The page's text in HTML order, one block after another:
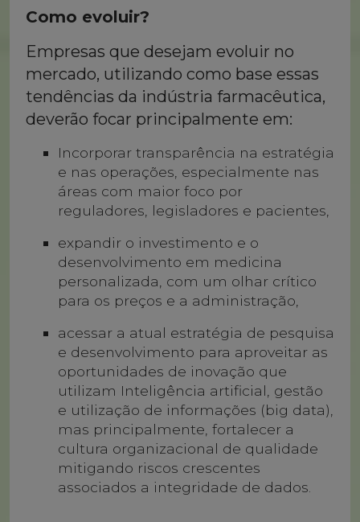
Como evoluir?
Empresas que desejam evoluir no
mercado, utilizando como base essas
tendências da indústria farmacêutica,
deverão focar principalmente em:
Incorporar transparência na estratégia
e nas operações, especialmente nas
áreas com maior foco por
reguladores, legisladores e pacientes,
expandir o investimento e o
desenvolvimento em medicina
personalizada, com um olhar crítico
para os preços e a administração,
acessar a atual estratégia de pesquisa
e desenvolvimento para aproveitar as
oportunidades de inovação que
utilizam Inteligência artificial, gestão
e utilização de informações (big data),
mas principalmente, fortalecer a
cultura organizacional de qualidade
mitigando riscos crescentes
associados a integridade de dados.